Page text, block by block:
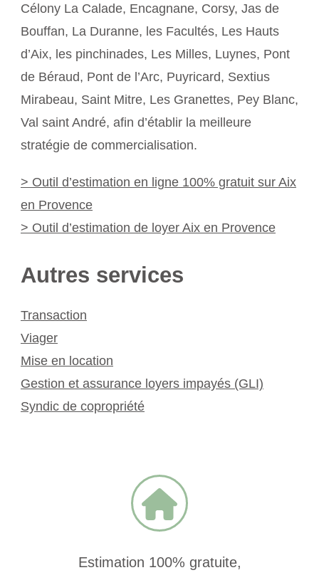
Célony La Calade, Encagnane, Corsy, Jas de
Bouffan, La Duranne, les Facultés, Les Hauts
d’Aix, les pinchinades, Les Milles, Luynes, Pont
de Béraud, Pont de l’Arc, Puyricard, Sextius
Mirabeau, Saint Mitre, Les Granettes, Pey Blanc,
Val saint André, afin d’établir la meilleure
stratégie de commercialisation.
> Outil d’estimation en ligne 100% gratuit sur Aix
en Provence
> Outil d’estimation de loyer Aix en Provence
Autres services
Transaction
Viager
Mise en location
Gestion et assurance loyers impayés (GLI)
Syndic de copropriété
Estimation 100% gratuite,